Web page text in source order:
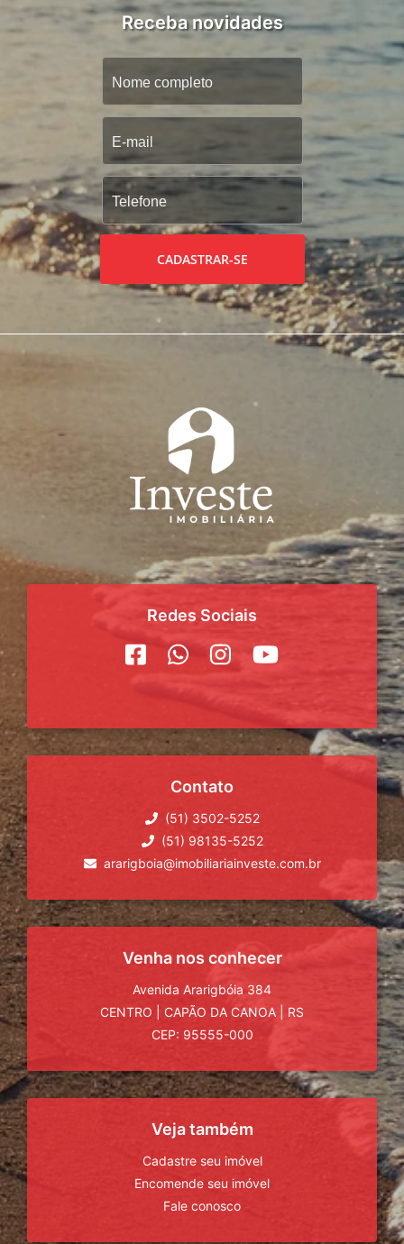
Receba novidades
CADASTRAR-SE
Redes Sociais
Contato
(51) 3502-5252
(51) 98135-5252
ararigboia@imobiliariainveste.com.br
Venha nos conhecer
Avenida Ararigbóia 384
CENTRO
CAPÃO DA CANOA
RS
CEP: 95555-000
Veja também
Cadastre seu imóvel
Encomende seu imóvel
Fale conosco